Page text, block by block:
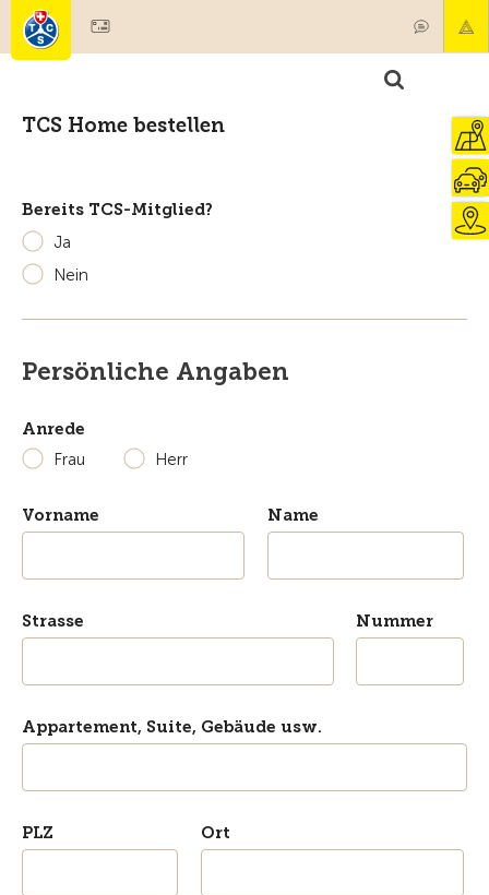
TCS Home bestellen
Bereits TCS-Mitglied?
Ja
Nein
Persönliche Angaben
Anrede
Frau
Herr
Vorname Name
Strasse Nummer
Appartement, Suite, Gebäude usw.
PLZ Ort